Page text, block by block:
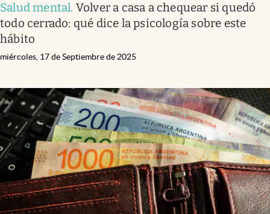
Salud mental. Volver a casa a chequear si quedó
todo cerrado: qué dice la psicología sobre este
hábito
miércoles, 17 de Septiembre de 2025